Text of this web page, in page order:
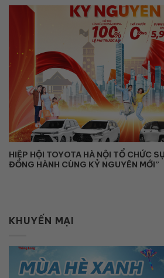
HIỆP HỘI TOYOTA HÀ NỘI TỔ CHỨC
ĐỒNG HÀNH CÙNG KỶ NGUYÊN MỚI”
KHUYẾN MẠI